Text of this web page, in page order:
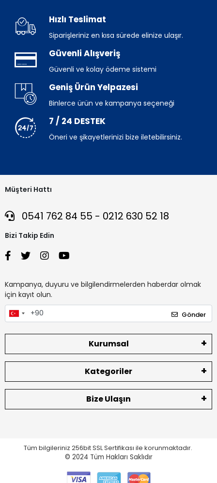
Hızlı Teslimat
Siparişleriniz en kısa sürede elinize ulaşır.
Güvenli Alışveriş
Güvenli ve kolay ödeme sistemi
Geniş Ürün Yelpazesi
Binlerce ürün ve kampanya seçeneği
7 / 24 DESTEK
Öneri ve şikayetlerinizi bize iletebilirsiniz.
Müşteri Hattı
0541 762 84 55 - 0212 630 52 18
Bizi Takip Edin
Kampanya, duyuru ve bilgilendirmelerden haberdar olmak
için kayıt olun.
Gönder
Kurumsal
Kategoriler
Bize Ulaşın
Tüm bilgileriniz 256bit SSL Sertifikası ile korunmaktadır.
© 2024 Tüm Hakları Saklıdır